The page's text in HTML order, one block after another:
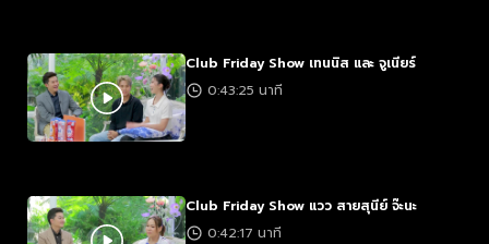
Club Friday Show เทนนิส และ จูเนียร์
0:43:25 นาที
Club Friday Show แวว สายสุนีย์ จ๊ะนะ
0:42:17 นาที